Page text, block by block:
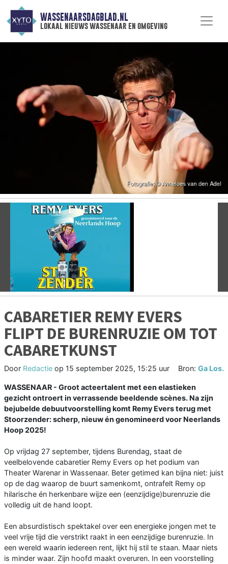
WASSENAARSDAGBLAD.NL
lokaal nieuws wassenaar en omgeving
CABARETIER REMY EVERS
FLIPT DE BURENRUZIE OM TOT
CABARETKUNST
Door Redactie op 15 september 2025, 15:25 uur Bron: Ga Los.
WASSENAAR - Groot acteertalent met een elastieken
gezicht ontroert in verrassende beeldende scènes. Na zijn
bejubelde debuutvoorstelling komt Remy Evers terug met
Stoorzender: scherp, nieuw én genomineerd voor Neerlands
Hoop 2025!
Op vrijdag 27 september, tijdens Burendag, staat de
veelbelovende cabaretier Remy Evers op het podium van
Theater Warenar in Wassenaar. Beter getimed kan bijna niet: juist
op de dag waarop de buurt samenkomt, ontrafelt Remy op
hilarische én herkenbare wijze een (eenzijdige)burenruzie die
volledig uit de hand loopt.
Een absurdistisch spektakel over een energieke jongen met te
veel vrije tijd die verstrikt raakt in een eenzijdige burenruzie. In
een wereld waarin iedereen rent, lijkt hij stil te staan. Maar niets
is minder waar. Zijn hoofd maakt overuren. In een voorstelling